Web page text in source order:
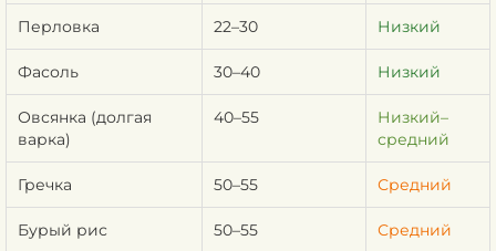
Перловка 22–30 Низкий
Фасоль 30–40 Низкий
Овсянка (долгая
варка)
40–55
Низкий–
средний
Гречка 50–55 Средний
Бурый рис 50–55 Средний